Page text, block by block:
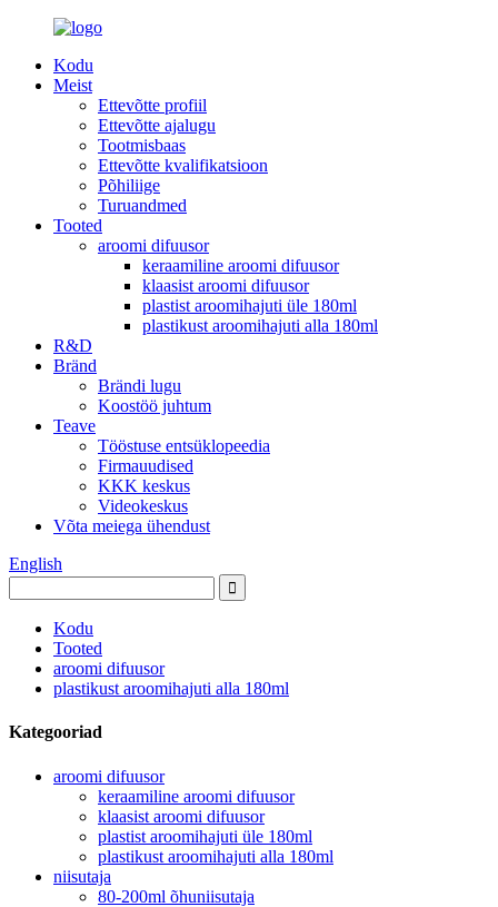
Kodu
Meist
Ettevõtte profiil
Ettevõtte ajalugu
Tootmisbaas
Ettevõtte kvalifikatsioon
Põhiliige
Turuandmed
Tooted
aroomi difuusor
keraamiline aroomi difuusor
klaasist aroomi difuusor
plastist aroomihajuti üle 180ml
plastikust aroomihajuti alla 180ml
R&D
Bränd
Brändi lugu
Koostöö juhtum
Teave
Tööstuse entsüklopeedia
Firmauudised
KKK keskus
Videokeskus
Võta meiega ühendust
English
Kodu
Tooted
aroomi difuusor
plastikust aroomihajuti alla 180ml
Kategooriad
aroomi difuusor
keraamiline aroomi difuusor
klaasist aroomi difuusor
plastist aroomihajuti üle 180ml
plastikust aroomihajuti alla 180ml
niisutaja
80-200ml õhuniisutaja